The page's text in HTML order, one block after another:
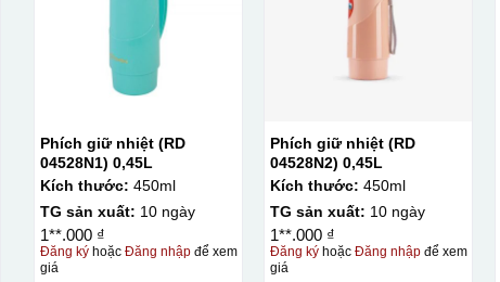
Phích giữ nhiệt (RD
04528N1) 0,45L
Kích thước: 450ml
TG sản xuất: 10 ngày
1**.000 ₫
Đăng kýhoặc Đăng nhậpđể xem
giá
Phích giữ nhiệt (RD
04528N2) 0,45L
Kích thước: 450ml
TG sản xuất: 10 ngày
1**.000 ₫
Đăng ký hoặcĐăng nhập để xem
giá